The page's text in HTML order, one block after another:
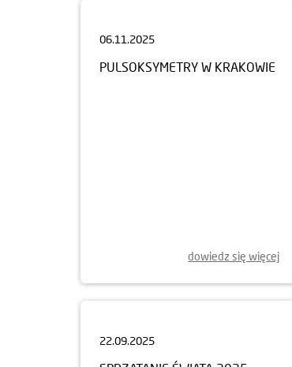
PULSOKSYMETRY W KRAKOWIE
dowiedz się więcej
SPRZĄTANIE ŚWIATA 2025